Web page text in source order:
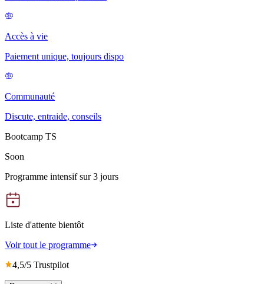
Accès à vie
Paiement unique, toujours dispo
Communauté
Discute, entraide, conseils
Bootcamp TS
Soon
Programme intensif sur 3 jours
Liste d'attente bientôt
Voir tout le programme
4,5/5 Trustpilot